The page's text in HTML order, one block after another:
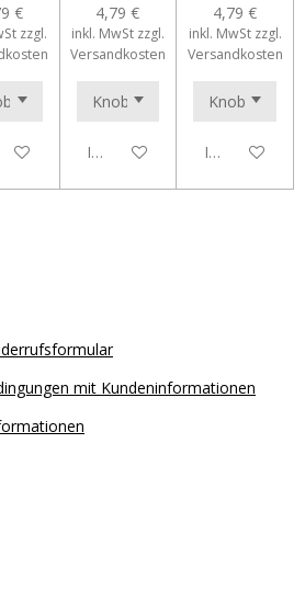
€
zzgl.
Warenkorb
4,79 €
inkl. MwSt zzgl.
Versandkosten
In den Warenkorb
4,79 €
inkl. MwSt zzgl.
Versandkosten
In den
mit Kundeninformationen